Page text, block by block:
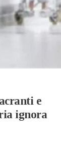
e
ignora